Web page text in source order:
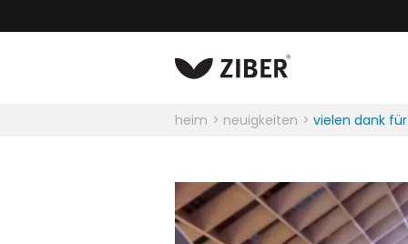
heim neuigkeiten vielen dank